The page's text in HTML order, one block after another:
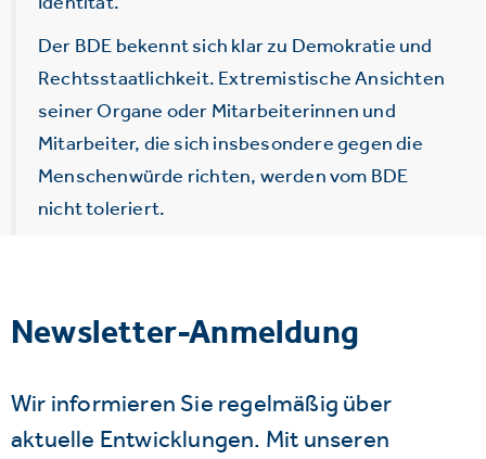
Der BDE bekennt sich klar zu Demokratie und
Rechtsstaatlichkeit. Extremistische Ansichten
seiner Organe oder Mitarbeiterinnen und
Mitarbeiter, die sich insbesondere gegen die
Menschenwürde richten, werden vom BDE
nicht toleriert.
Newsletter-Anmeldung
Wir informieren Sie regelmäßig über
aktuelle Entwicklungen. Mit unseren